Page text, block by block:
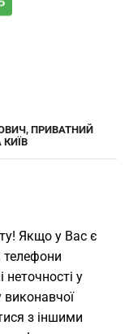
ПРИВАТНИЙ
Якщо у Вас є
телефони
неточності у
виконавчої
з іншими